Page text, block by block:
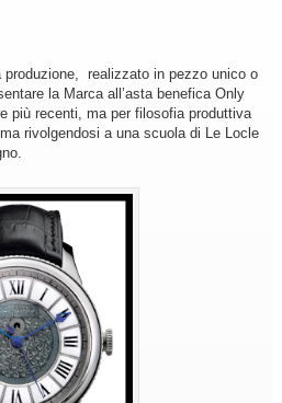
produzione, realizzato in pezzo unico o
la Marca all’asta benefica Only
più recenti, ma per filosofia produttiva
rivolgendosi a una scuola di Le Locle